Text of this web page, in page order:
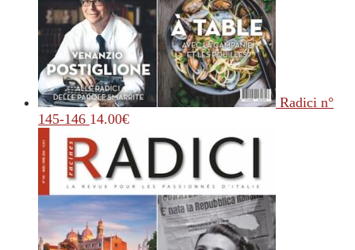
Radici n°
145-146 14.00€